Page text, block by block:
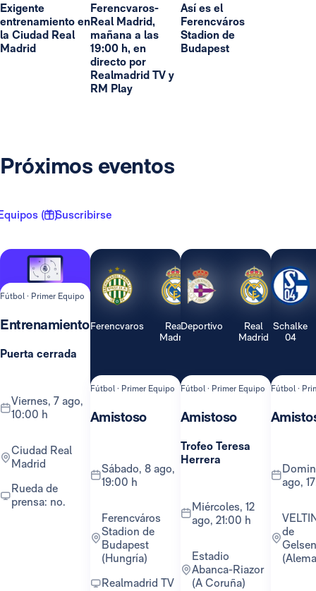
Exigente
entrenamiento en
la Ciudad Real
Madrid
Ferencvaros-
Real Madrid,
mañana a las
19:00 h, en
directo por
Realmadrid TV y
RM Play
Así es el
Ferencváros
Stadion de
Budapest
Próximos eventos
( 1 )Suscribirse
Fútbol · Primer Equipo
Entrenamiento
Puerta cerrada
viernes, 7 ago,
10:00 h
Ciudad Real
Madrid
Rueda de
prensa: no.
Ferencvaros
Real
Madrid
Fútbol · Primer Equipo
Amistoso
sábado, 8 ago,
19:00 h
Ferencváros
Stadion de
Budapest
(Hungría)
Realmadrid TV
Deportivo
Real
Madrid
Fútbol · Primer Equipo
Amistoso
Trofeo Teresa
Herrera
miércoles, 12
ago, 21:00 h
Estadio
Abanca-Riazor
(A Coruña)
Schalke
04
Fútbol ·
domingo, 16
ago,
VELTINS-Arena
de